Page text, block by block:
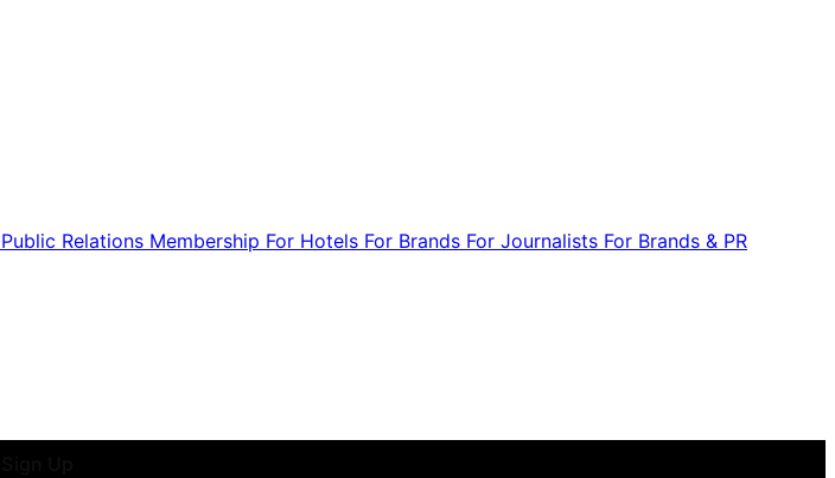
Public Relations Membership For Hotels For Brands For Journalists For Brands & PR